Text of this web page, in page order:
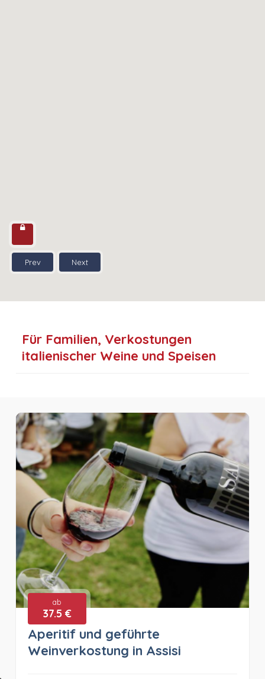
Prev Next
Für Familien, Verkostungen
italienischer Weine und Speisen
ab
37.5 €
Aperitif und geführte
Weinverkostung in Assisi